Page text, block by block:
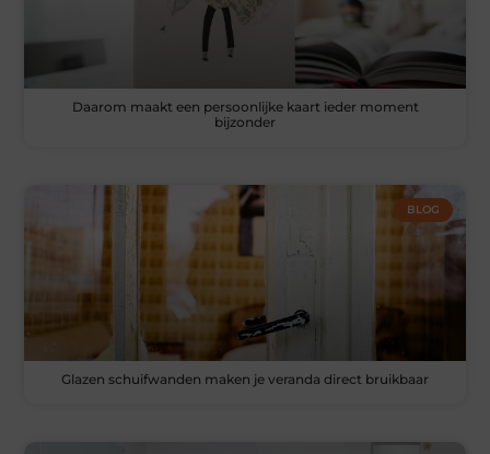
Daarom maakt een persoonlijke kaart ieder moment
bijzonder
BLOG
Glazen schuifwanden maken je veranda direct bruikbaar